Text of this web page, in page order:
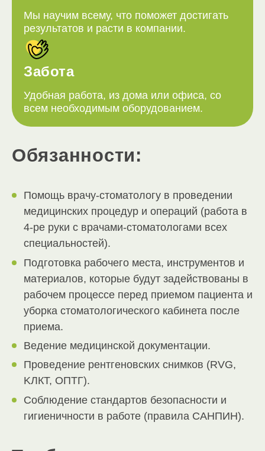
Мы научим всему, что поможет достигать
результатов и расти в компании.
Забота
Удобная работа, из дома или офиса, со
всем необходимым оборудованием.
Обязанности:
Помощь врачу-стоматологу в проведении
медицинских процедур и операций (работа в
4-ре руки с врачами-стоматологами всех
специальностей).
Подготовка рабочего места, инструментов и
материалов, которые будут задействованы в
рабочем процессе перед приемом пациента и
уборка стоматологического кабинета после
приема.
Ведение медицинской документации.
Проведение рентгеновских снимков (RVG,
KЛКТ, ОПТГ).
Соблюдение стандартов безопасности и
гигиеничности в работе (правила САНПИН).